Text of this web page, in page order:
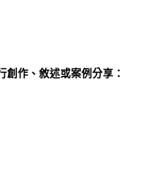
創作、敘述或案例分享：